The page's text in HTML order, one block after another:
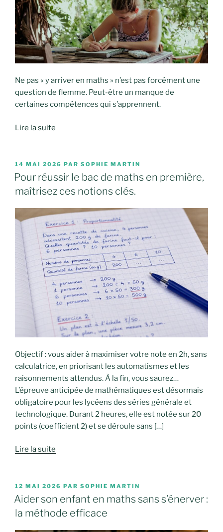
Ne pas « y arriver en maths » n’est pas forcément une
question de flemme. Peut-être un manque de
certaines compétences qui s’apprennent.
Lire la suite
PUBLIÉ
LE
14 MAI 2026 PAR SOPHIE MARTIN
Pour réussir le bac de maths en première,
maîtrisez ces notions clés.
Objectif : vous aider à maximiser votre note en 2h, sans
calculatrice, en priorisant les automatismes et les
raisonnements attendus. À la fin, vous saurez…
L’épreuve anticipée de mathématiques est désormais
obligatoire pour les lycéens des séries générale et
technologique. Durant 2 heures, elle est notée sur 20
points (coefficient 2) et se déroule sans […]
Lire la suite
PUBLIÉ
LE
12 MAI 2026 PAR SOPHIE MARTIN
Aider son enfant en maths sans s’énerver :
la méthode efficace